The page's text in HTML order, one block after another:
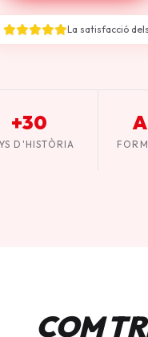
La satisfacció
+30
D'HISTÒRIA
COM